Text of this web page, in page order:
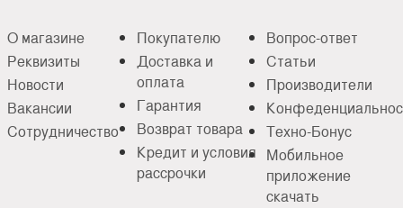
О магазине
Реквизиты
Новости
Вакансии
Сотрудничество
Покупателю
Доставка и
оплата
Гарантия
Возврат товара
Кредит и условия
рассрочки
Вопрос-ответ
Статьи
Производители
Техно-Бонус
Мобильное
приложение
скачать